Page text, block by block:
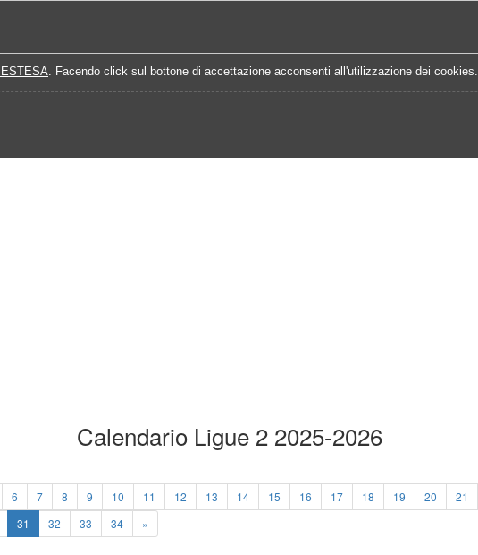
ESTESA. Facendo click sul bottone di accettazione acconsenti all'utilizzazione dei cookies.
Calendario Ligue 2 2025-2026
6 7 8 9 10 11 12 13 14 15 16 17 18 19 20 21
31 32 33 34 »